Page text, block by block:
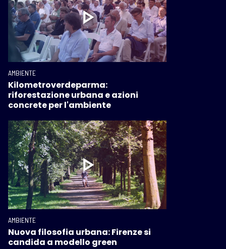
AMBIENTE
Kilometroverdeparma:
riforestazione urbana e azioni
concrete per l'ambiente
AMBIENTE
Nuova filosofia urbana: Firenze si
candida a modello green